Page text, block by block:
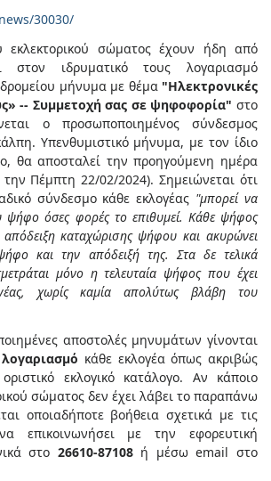
30030/
σώματος έχουν ήδη από
στον ιδρυματικό τους λογαριασμό
μήνυμα με θέμα "Ηλεκτρονικές
-- Συμμετοχή σας σε ψηφοφορία" στο
ο προσωποποιημένος σύνδεσμος
Υπενθυμιστικό μήνυμα, με τον ίδιο
θα αποσταλεί την προηγούμενη ημέρα
Πέμπτη 22/02/2024). Σημειώνεται ότι
σύνδεσμο κάθε εκλογέας "μπορεί να
ψήφο όσες φορές το επιθυμεί. Κάθε ψήφος
απόδειξη καταχώρισης ψήφου και ακυρώνει
και την απόδειξή της. Στα δε τελικά
μόνο η τελευταία ψήφος που έχει
χωρίς καμία απολύτως βλάβη του
αποστολές μηνυμάτων γίνονται
κάθε εκλογέα όπως ακριβώς
εκλογικό κατάλογο. Αν κάποιο
σώματος δεν έχει λάβει το παραπάνω
οποιαδήποτε βοήθεια σχετικά με τις
επικοινωνήσει με την εφορευτική
στο 26610-87108ή μέσω email στο